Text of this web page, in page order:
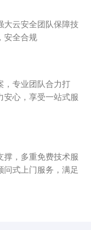
大云安全团队保障技
安全合规
，专业团队合力打
安心，享受一站式服
撑，多重免费技术服
问式上门服务，满足